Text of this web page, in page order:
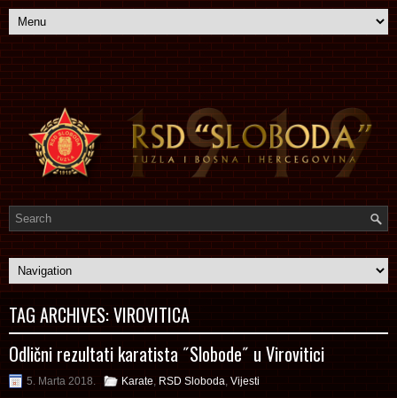
TAG ARCHIVES:VIROVITICA
Odlični rezultati karatista ˝Slobode˝ u Virovitici
5. Marta 2018. Karate RSD Sloboda Vijesti